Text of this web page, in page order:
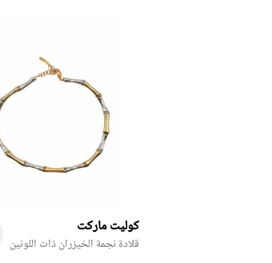
كوليت ماركت
قلادة نجمة الخيزران ذات اللونين